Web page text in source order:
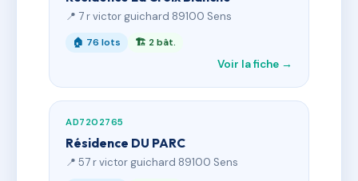
📍 7 r victor guichard 89100 Sens
🏠 76 lots 🏗 2 bât.
Voir la fiche →
AD7202765
Résidence DU PARC
📍 57 r victor guichard 89100 Sens